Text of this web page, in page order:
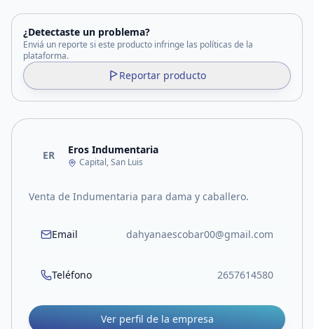
¿Detectaste un problema?
Enviá un reporte si este producto infringe las políticas de la
plataforma.
Reportar producto
ER Eros Indumentaria
Capital, San Luis
Venta de Indumentaria para dama y caballero.
Email dahyanaescobar00@gmail.com
Teléfono 2657614580
Ver perfil de la empresa